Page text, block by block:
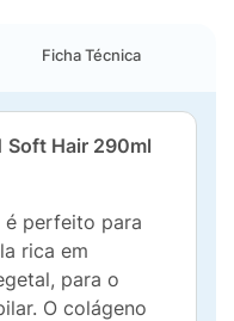
Ficha Técnica
Soft Hair 290ml
é perfeito para
rica em
para o
O colágeno